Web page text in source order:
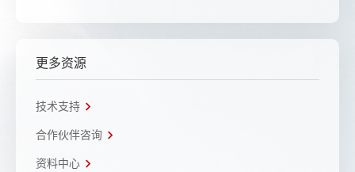
更多资源
技术支持
合作伙伴咨询
资料中心